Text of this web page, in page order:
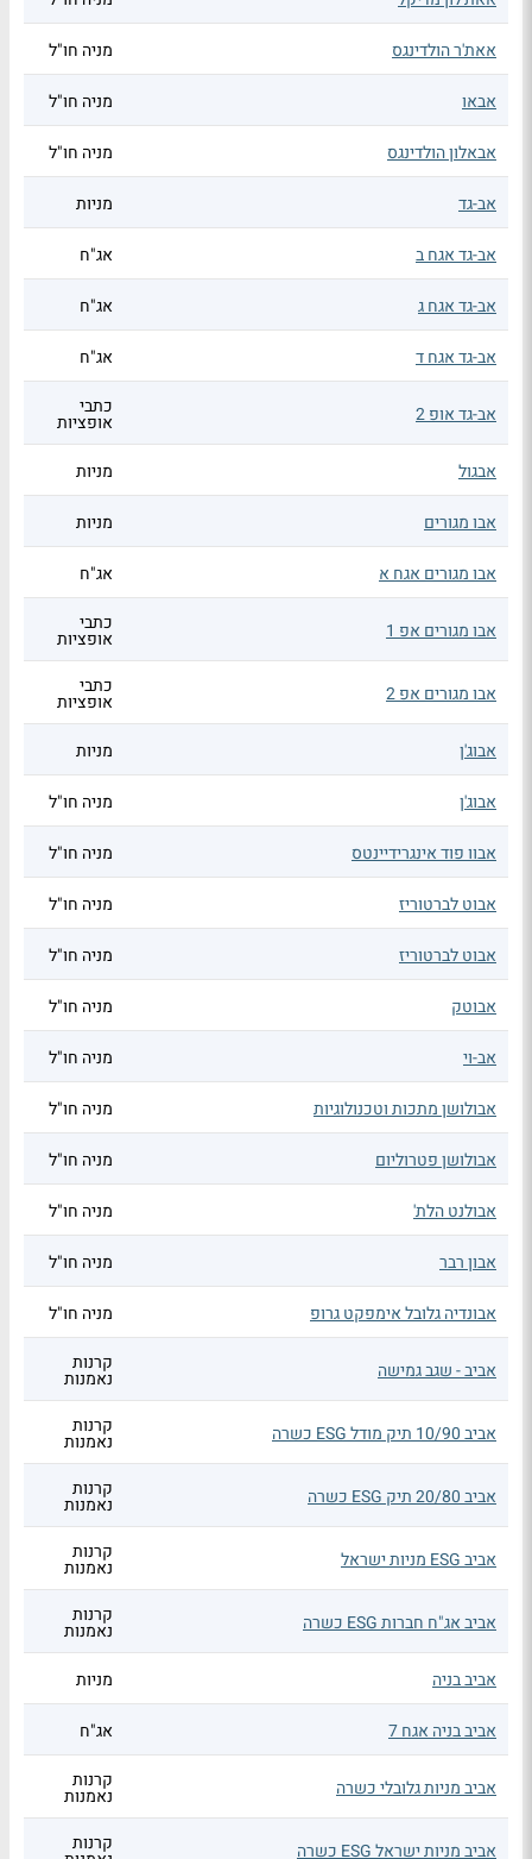
אאת'ר הולדינגס מניה חו"ל
אבאו מניה חו"ל
אבאלון הולדינגס מניה חו"ל
אב-גד מניות
אב-גד אגח ב אג"ח
אב-גד אגח ג אג"ח
אב-גד אגח ד אג"ח
אב-גד אופ 2 כתבי
אופציות
אבגול
מניות
אבו מגורים מניות
אבו מגורים אגח א אג"ח
אבו מגורים אפ 1 כתבי
אופציות
אבו מגורים אפ 2 כתבי
אופציות
אבוג'ן
מניות
אבוג'ן מניה חו"ל
אבוו פוד אינגרידיינטס מניה חו"ל
אבוט לברטוריז מניה חו"ל
אבוט לברטוריז מניה חו"ל
אבוטק מניה חו"ל
אב-וי מניה חו"ל
אבולושן מתכות וטכנולוגיות מניה חו"ל
אבולושן פטרוליום מניה חו"ל
אבולנט הלת' מניה חו"ל
אבון רבר מניה חו"ל
אבונדיה גלובל אימפקט גרופ מניה חו"ל
אביב - שגב גמישה קרנות
נאמנות
אביב 10/90 תיק מודל ESG כשרה קרנות
נאמנות
אביב 20/80 תיק ESG כשרה קרנות
נאמנות
אביב ESG מניות ישראל קרנות
נאמנות
אביב אג"ח חברות ESG כשרה קרנות
נאמנות
אביב בניה
מניות
אביב בניה אגח 7 אג"ח
אביב מניות גלובלי כשרה קרנות
נאמנות
אביב מניות ישראל ESG כשרה קרנות